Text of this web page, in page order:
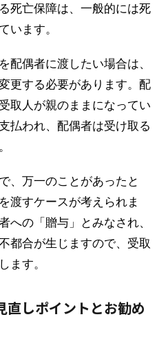
死亡保障は、一般的には死
います。
配偶者に渡したい場合は、
更する必要があります。配
取人が親のままになってい
払われ、配偶者は受け取る
、万一のことがあったと
渡すケースが考えられま
への「贈与」とみなされ、
都合が生じますので、受取
ます。
直しポイントとお勧め